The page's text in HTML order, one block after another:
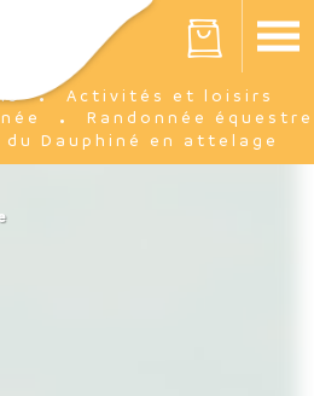
Votre panier est vide
Activités et loisirs
Randonnée équestre
du Dauphiné en attelage